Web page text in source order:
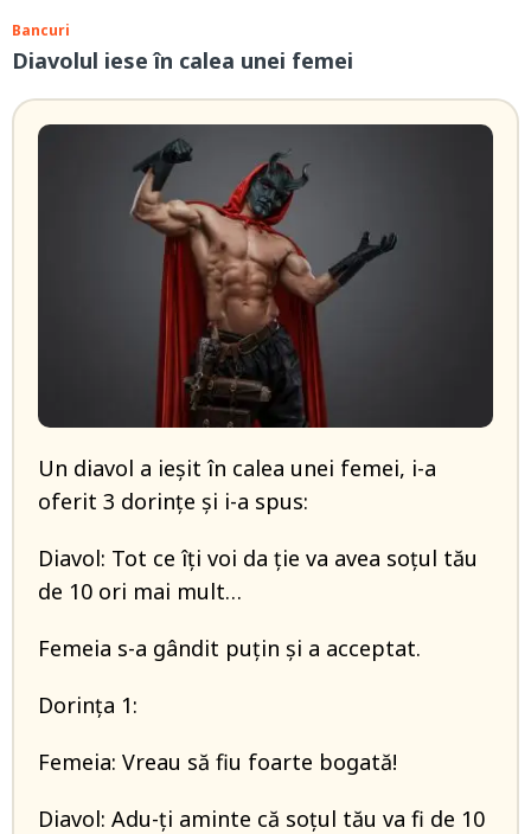
Bancuri
Diavolul iese în calea unei femei
Un diavol a ieșit în calea unei femei, i-a
oferit 3 dorințe și i-a spus:
Diavol: Tot ce îți voi da ție va avea soțul tău
de 10 ori mai mult…
Femeia s-a gândit puțin și a acceptat.
Dorința 1:
Femeia: Vreau să fiu foarte bogată!
Diavol: Adu-ți aminte că soțul tău va fi de 10